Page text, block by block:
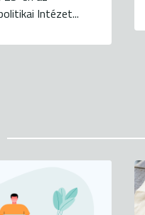
Intézet...